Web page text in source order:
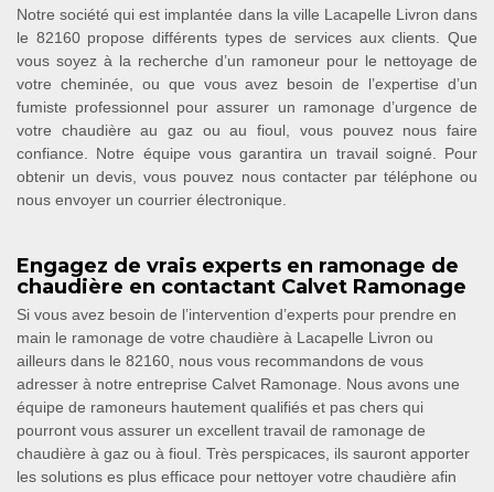
Notre société qui est implantée dans la ville Lacapelle Livron dans
le 82160 propose différents types de services aux clients. Que
vous soyez à la recherche d’un ramoneur pour le nettoyage de
votre cheminée, ou que vous avez besoin de l’expertise d’un
fumiste professionnel pour assurer un ramonage d’urgence de
votre chaudière au gaz ou au fioul, vous pouvez nous faire
confiance. Notre équipe vous garantira un travail soigné. Pour
obtenir un devis, vous pouvez nous contacter par téléphone ou
nous envoyer un courrier électronique.
Engagez de vrais experts en ramonage de
chaudière en contactant Calvet Ramonage
Si vous avez besoin de l’intervention d’experts pour prendre en
main le ramonage de votre chaudière à Lacapelle Livron ou
ailleurs dans le 82160, nous vous recommandons de vous
adresser à notre entreprise Calvet Ramonage. Nous avons une
équipe de ramoneurs hautement qualifiés et pas chers qui
pourront vous assurer un excellent travail de ramonage de
chaudière à gaz ou à fioul. Très perspicaces, ils sauront apporter
les solutions es plus efficace pour nettoyer votre chaudière afin